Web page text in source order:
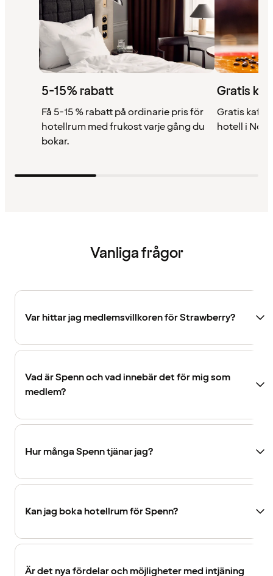
5-15% rabatt
Få 5-15 % rabatt på ordinarie pris för
hotellrum med frukost varje gång du
bokar.
Gratis
Gratis kaffe
hotell i
Vanliga frågor
Var hittar jag medlemsvillkoren för Strawberry?
Vad är Spenn och vad innebär det för mig som
medlem?
Hur många Spenn tjänar jag?
Kan jag boka hotellrum för Spenn?
Är det nya fördelar och möjligheter med intjäning